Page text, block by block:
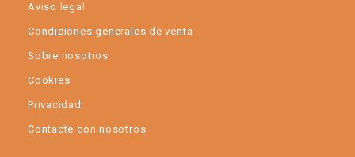
Aviso legal
Condiciones generales de venta
Sobre nosotros
Cookies
Privacidad
Contacte con nosotros